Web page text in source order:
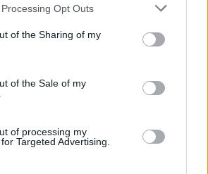
Opt Outs
of the Sharing of my
of the Sale of my
of processing my
Targeted Advertising.
elevado, respecto del bloque
la penillanura, resultado del
de una gran falla inversa
manifestaciones tectónicas
El bloque superior es el llamado
Garciáz y el inferior forma parte de
hacia el este, divisaremos